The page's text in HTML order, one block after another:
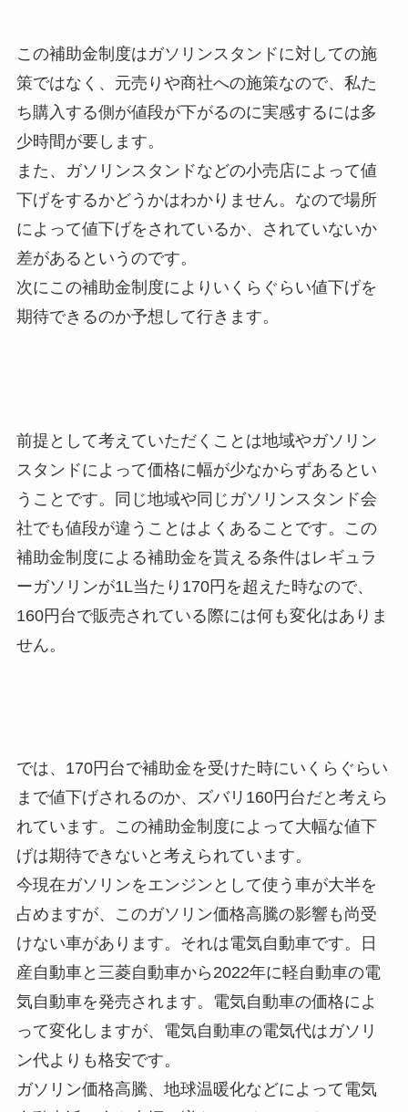
この補助金制度はガソリンスタンドに対しての施
策ではなく、元売りや商社への施策なので、私た
ち購入する側が値段が下がるのに実感するには多
少時間が要します。
また、ガソリンスタンドなどの小売店によって値
下げをするかどうかはわかりません。なので場所
によって値下げをされているか、されていないか
差があるというのです。
次にこの補助金制度によりいくらぐらい値下げを
期待できるのか予想して行きます。
前提として考えていただくことは地域やガソリン
スタンドによって価格に幅が少なからずあるとい
うことです。同じ地域や同じガソリンスタンド会
社でも値段が違うことはよくあることです。この
補助金制度による補助金を貰える条件はレギュラ
ーガソリンが1L当たり170円を超えた時なので、
160円台で販売されている際には何も変化はありま
せん。
では、170円台で補助金を受けた時にいくらぐらい
まで値下げされるのか、ズバリ160円台だと考えら
れています。この補助金制度によって大幅な値下
げは期待できないと考えられています。
今現在ガソリンをエンジンとして使う車が大半を
占めますが、このガソリン価格高騰の影響も尚受
けない車があります。それは電気自動車です。日
産自動車と三菱自動車から2022年に軽自動車の電
気自動車を発売されます。電気自動車の価格によ
って変化しますが、電気自動車の電気代はガソリ
ン代よりも格安です。
ガソリン価格高騰、地球温暖化などによって電気